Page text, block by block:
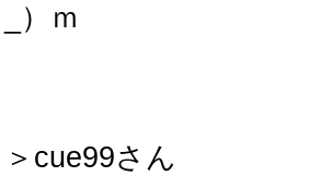
_）ｍ
＞cue99さん